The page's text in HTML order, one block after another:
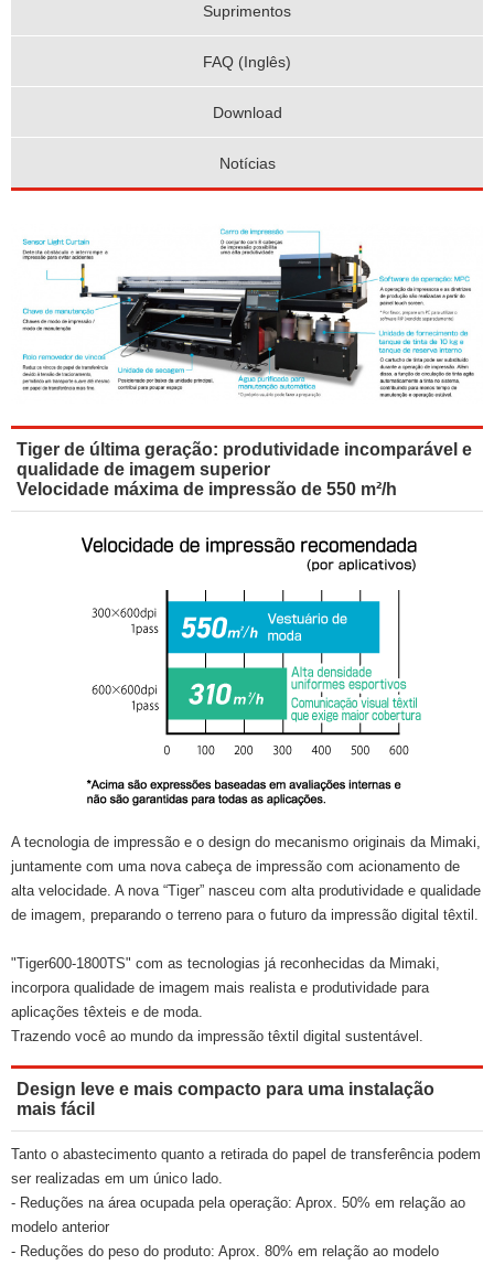
Suprimentos
FAQ (Inglês)
Download
Notícias
Tiger de última geração: produtividade incomparável e
qualidade de imagem superior
Velocidade máxima de impressão de 550 m²/h
A tecnologia de impressão e o design do mecanismo originais da Mimaki,
juntamente com uma nova cabeça de impressão com acionamento de
alta velocidade. A nova “Tiger” nasceu com alta produtividade e qualidade
de imagem, preparando o terreno para o futuro da impressão digital têxtil.
"Tiger600-1800TS" com as tecnologias já reconhecidas da Mimaki,
incorpora qualidade de imagem mais realista e produtividade para
aplicações têxteis e de moda.
Trazendo você ao mundo da impressão têxtil digital sustentável.
Design leve e mais compacto para uma instalação
mais fácil
Tanto o abastecimento quanto a retirada do papel de transferência podem
ser realizadas em um único lado.
- Reduções na área ocupada pela operação: Aprox. 50% em relação ao
modelo anterior
- Reduções do peso do produto: Aprox. 80% em relação ao modelo